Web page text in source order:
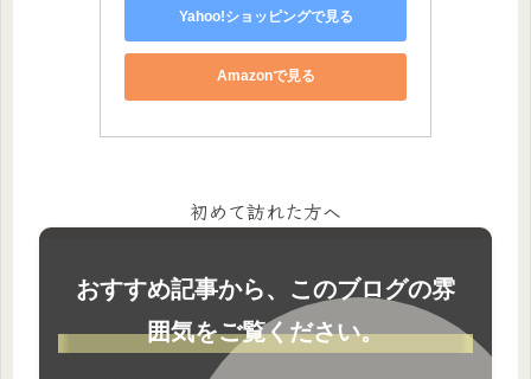
Yahoo!ショッピングで見る
Amazonで見る
初めて訪れた方へ
おすすめ記事から、このブログの雰
囲気をご覧ください。